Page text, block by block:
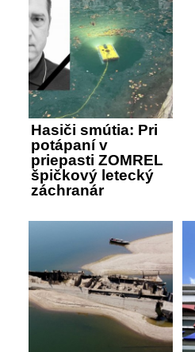
Hasiči smútia: Pri
potápaní v
priepasti ZOMREL
špičkový letecký
záchranár